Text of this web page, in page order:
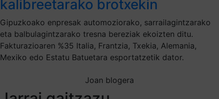
kalibreetarako brotxekin
Gipuzkoako enpresak automoziorako, sarrailagintzarako
eta balbulagintzarako tresna bereziak ekoizten ditu.
Fakturazioaren %35 Italia, Frantzia, Txekia, Alemania,
Mexiko edo Estatu Batuetara esportatzetik dator.
Joan blogera